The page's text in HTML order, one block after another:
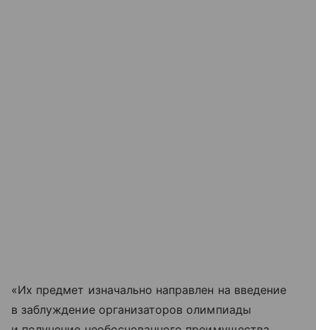
«Их предмет изначально направлен на введение
в заблуждение организаторов олимпиады